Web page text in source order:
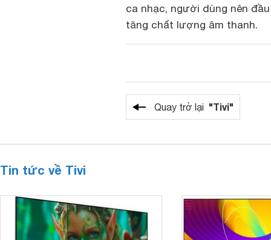
ca nhạc, người dùng nên
tăng chất lượng âm thanh.
Quay trở lại "Tivi"
Tin tức về Tivi